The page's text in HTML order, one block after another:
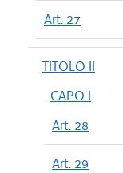
Art. 27
TITOLO II
CAPO I
Art. 28
Art. 29